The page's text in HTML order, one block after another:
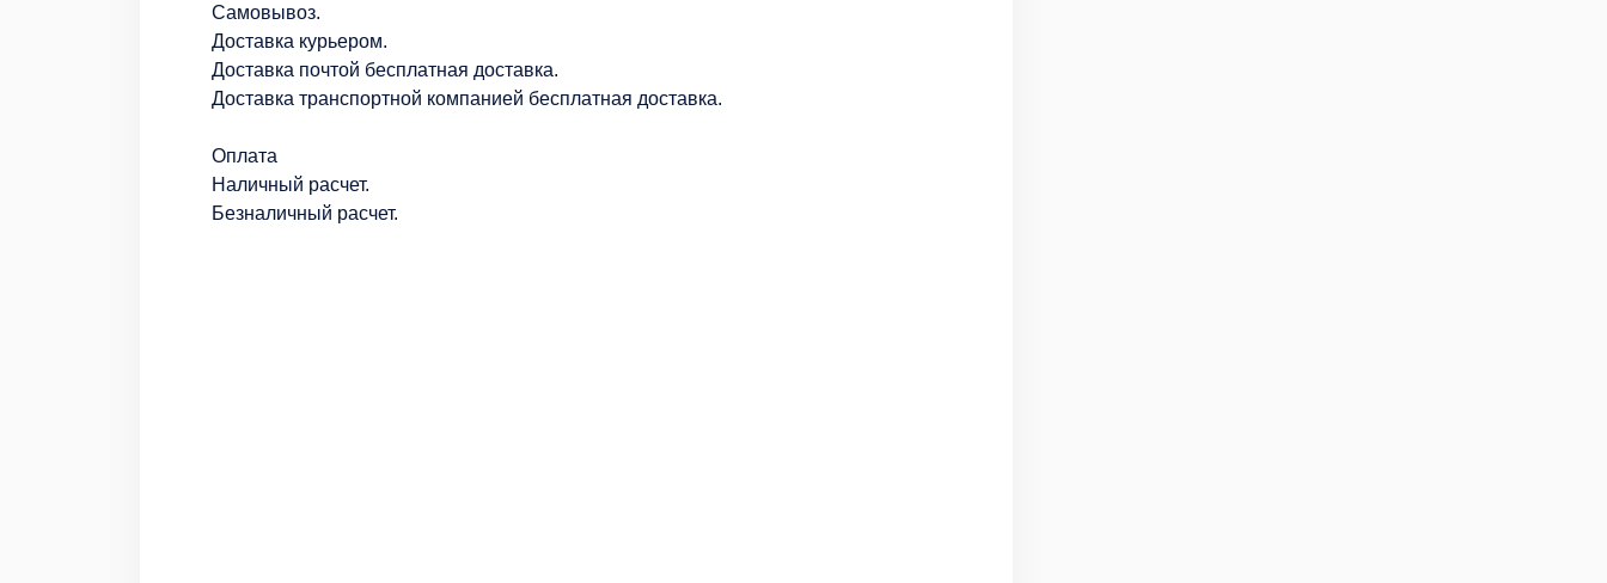
Самовывоз.
Доставка курьером.
Доставка почтой бесплатная доставка.
Доставка транспортной компанией бесплатная доставка.
Оплата
Наличный расчет.
Безналичный расчет.